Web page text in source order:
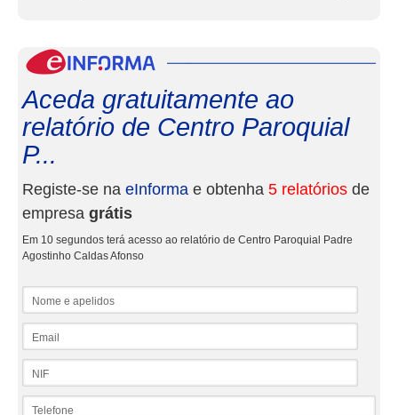
Aceda gratuitamente ao
relatório de Centro Paroquial
P...
Registe-se na eInforma e obtenha 5 relatórios de
empresa grátis
Em 10 segundos terá acesso ao relatório de Centro Paroquial Padre
Agostinho Caldas Afonso